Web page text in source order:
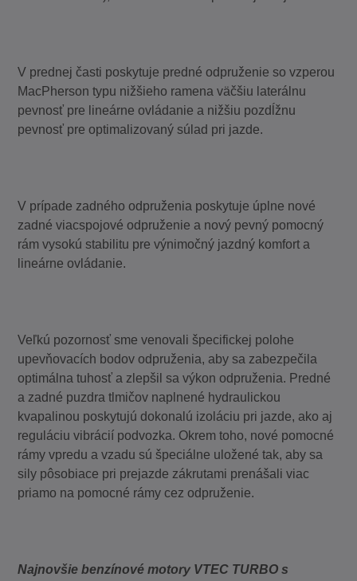
V prednej časti poskytuje predné odpruženie so vzperou
MacPherson typu nižšieho ramena väčšiu laterálnu
pevnosť pre lineárne ovládanie a nižšiu pozdĺžnu
pevnosť pre optimalizovaný súlad pri jazde.
V prípade zadného odpruženia poskytuje úplne nové
zadné viacspojové odpruženie a nový pevný pomocný
rám vysokú stabilitu pre výnimočný jazdný komfort a
lineárne ovládanie.
Veľkú pozornosť sme venovali špecifickej polohe
upevňovacích bodov odpruženia, aby sa zabezpečila
optimálna tuhosť a zlepšil sa výkon odpruženia. Predné
a zadné puzdra tlmičov naplnené hydraulickou
kvapalinou poskytujú dokonalú izoláciu pri jazde, ako aj
reguláciu vibrácií podvozka. Okrem toho, nové pomocné
rámy vpredu a vzadu sú špeciálne uložené tak, aby sa
sily pôsobiace pri prejazde zákrutami prenášali viac
priamo na pomocné rámy cez odpruženie.
Najnovšie benzínové motory VTEC TURBO s